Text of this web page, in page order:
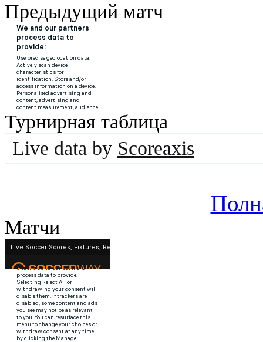
Предыдущий матч
Турнирная таблица
Live data by Scoreaxis
Матчи